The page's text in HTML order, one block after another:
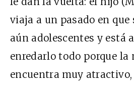
viaja a un pasado en que
aún adolescentes y está
enredarlo todo porque la
encuentra muy